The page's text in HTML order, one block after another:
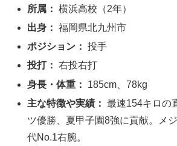
所属： 横浜高校（2年）
出身： 福岡県北九州市
ポジション： 投手
投打： 右投右打
身長・体重：
185cm、78kg
主な特徴や実績： 最速154キロの
ツ優勝、夏甲子園8強に貢献。メ
代No.1右腕。